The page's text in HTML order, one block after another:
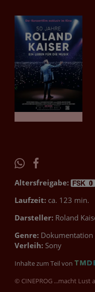
Altersfreigabe:
Laufzeit: ca. 123 min.
Darsteller: Roland
Genre: Dokumentation
Verleih: Sony
Inhalte zum Teil von
© CINEPROG ...macht Lust